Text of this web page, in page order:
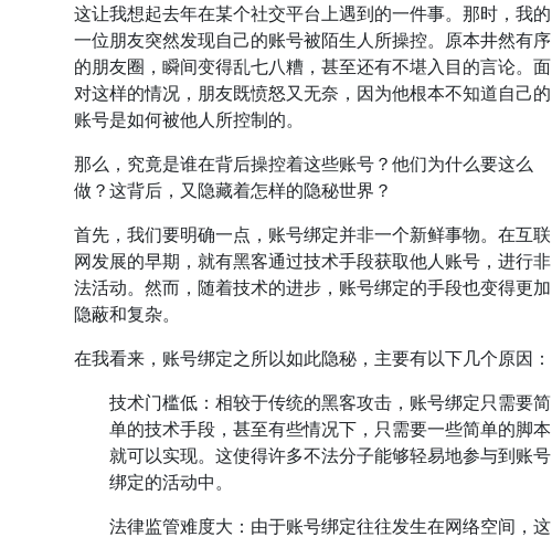
这让我想起去年在某个社交平台上遇到的一件事。那时，我的
一位朋友突然发现自己的账号被陌生人所操控。原本井然有序
的朋友圈，瞬间变得乱七八糟，甚至还有不堪入目的言论。面
对这样的情况，朋友既愤怒又无奈，因为他根本不知道自己的
账号是如何被他人所控制的。
那么，究竟是谁在背后操控着这些账号？他们为什么要这么
做？这背后，又隐藏着怎样的隐秘世界？
首先，我们要明确一点，账号绑定并非一个新鲜事物。在互联
网发展的早期，就有黑客通过技术手段获取他人账号，进行非
法活动。然而，随着技术的进步，账号绑定的手段也变得更加
隐蔽和复杂。
在我看来，账号绑定之所以如此隐秘，主要有以下几个原因：
技术门槛低：相较于传统的黑客攻击，账号绑定只需要简
单的技术手段，甚至有些情况下，只需要一些简单的脚本
就可以实现。这使得许多不法分子能够轻易地参与到账号
绑定的活动中。
法律监管难度大：由于账号绑定往往发生在网络空间，这